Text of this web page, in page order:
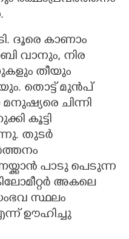
ദൂരെ കാണാം
വാനും, നിര
തീയും
തൊട്ട് മുൻപ്
മനുഷ്യരെ ചിന്നി
കൂട്ടി
തുടർ
പാടു പെടുന്ന
അകലെ
സ്ഥലം
ഊഹിച്ചു